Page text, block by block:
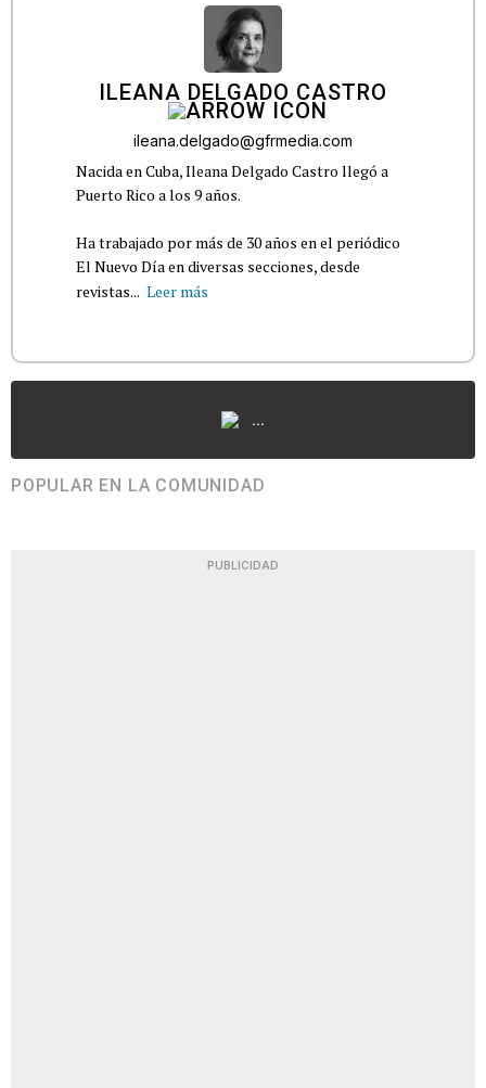
ILEANA DELGADO CASTRO
ileana.delgado@gfrmedia.com
Nacida en Cuba, Ileana Delgado Castro llegó a
Puerto Rico a los 9 años.
Ha trabajado por más de 30 años en el periódico
El Nuevo Día en diversas secciones, desde
revistas... Leer más
...
POPULAR EN LA COMUNIDAD
PUBLICIDAD